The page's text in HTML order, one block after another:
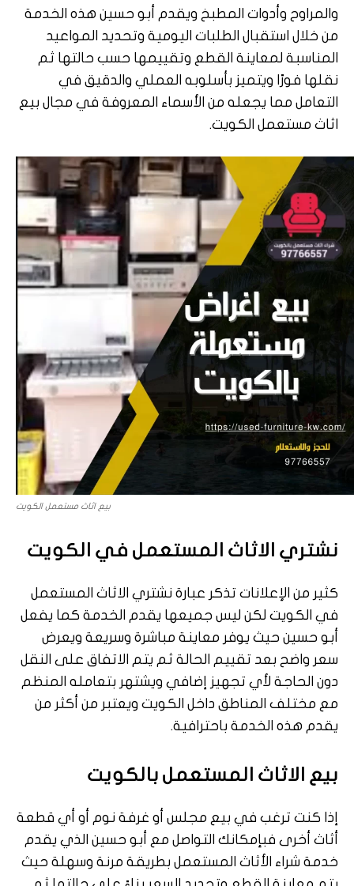
والمراوح وأدوات المطبخ ويقدم أبو حسين هذه الخدمة
من خلال استقبال الطلبات اليومية وتحديد المواعيد
المناسبة لمعاينة القطع وتقييمها حسب حالتها ثم
نقلها فورًا ويتميز بأسلوبه العملي والدقيق في
التعامل مما يجعله من الأسماء المعروفة في مجال بيع
اثاث مستعمل الكويت.
بيع اثاث مستعمل الكويت
نشتري الاثاث المستعمل في الكويت
كثير من الإعلانات تذكر عبارة نشتري الاثاث المستعمل
في الكويت لكن ليس جميعها يقدم الخدمة كما يفعل
أبو حسين حيث يوفر معاينة مباشرة وسريعة ويعرض
سعر واضح بعد تقييم الحالة ثم يتم الاتفاق على النقل
دون الحاجة لأي تجهيز إضافي ويشتهر بتعامله المنظم
مع مختلف المناطق داخل الكويت ويعتبر من أكثر من
يقدم هذه الخدمة باحترافية.
بيع الاثاث المستعمل بالكويت
إذا كنت ترغب في بيع مجلس أو غرفة نوم أو أي قطعة
أثاث أخرى فبإمكانك التواصل مع أبو حسين الذي يقدم
خدمة شراء الأثاث المستعمل بطريقة مرنة وسهلة حيث